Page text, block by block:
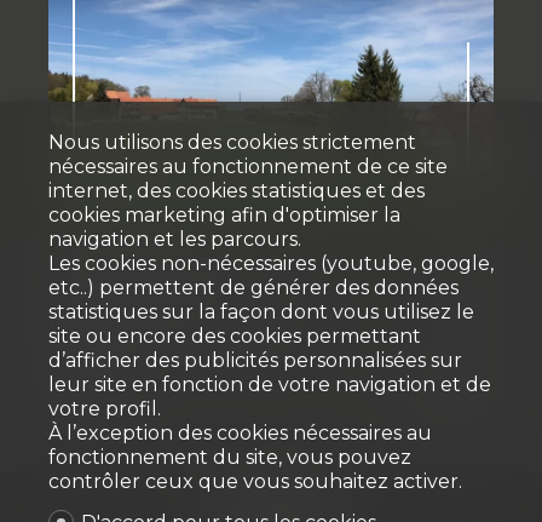
Vendu
Terrain à bâtir
1696 Vuisternens-en-Ogoz
~ 3'708 m²
Nous utilisons des cookies strictement
nécessaires au fonctionnement de ce site
internet, des cookies statistiques et des
cookies marketing afin d'optimiser la
navigation et les parcours.
Les cookies non-nécessaires (youtube, google,
etc..) permettent de générer des données
statistiques sur la façon dont vous utilisez le
site ou encore des cookies permettant
d’afficher des publicités personnalisées sur
leur site en fonction de votre navigation et de
votre profil.
À l’exception des cookies nécessaires au
fonctionnement du site, vous pouvez
contrôler ceux que vous souhaitez activer.